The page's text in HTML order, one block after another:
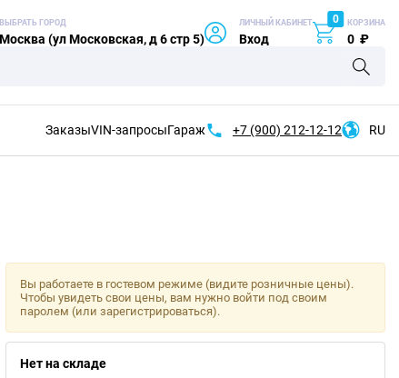
ВЫБРАТЬ ГОРОД
Москва (ул Московская, д 6 стр 5)
ЛИЧНЫЙ КАБИНЕТ
Вход
0 КОРЗИНА
0 ₽
ЗаказыVIN-запросыГараж +7 (900) 212-12-12 RU
Вы работаете в гостевом режиме (видите розничные цены).
Чтобы увидеть свои цены, вам нужно войти под своим
паролем (или зарегистрироваться).
Нет на складе